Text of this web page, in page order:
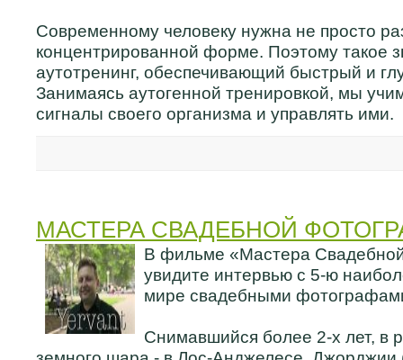
Cовременному человеку нужна не просто
концентрированной форме. Поэтому такое
аутотренинг, обеспечивающий быстрый и
Занимаясь аутогенной тренировкой, мы
сигналы своего организма и управлять ими.
МАСТЕРА СВАДЕБНОЙ
В фильме «Мастера
увидите интервью с 5-ю
мире свадебными
Снимавшийся более 2-х лет, в